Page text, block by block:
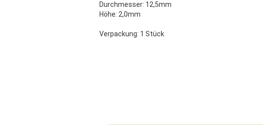
Durchmesser: 12,5mm
Höhe: 2,0mm
Verpackung: 1 Stück